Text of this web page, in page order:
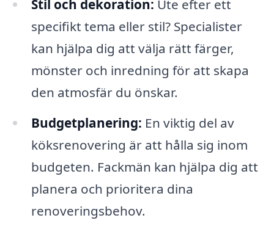
Stil och dekoration: Ute efter ett
specifikt tema eller stil? Specialister
kan hjälpa dig att välja rätt färger,
mönster och inredning för att skapa
den atmosfär du önskar.
Budgetplanering: En viktig del av
köksrenovering är att hålla sig inom
budgeten. Fackmän kan hjälpa dig att
planera och prioritera dina
renoveringsbehov.